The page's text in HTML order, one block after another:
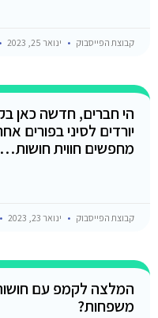
קבוצת הפייסבוק ינואר 25, 2023
מחפשים חווית חושות…
קבוצת הפייסבוק ינואר 23, 2023
משפחות?